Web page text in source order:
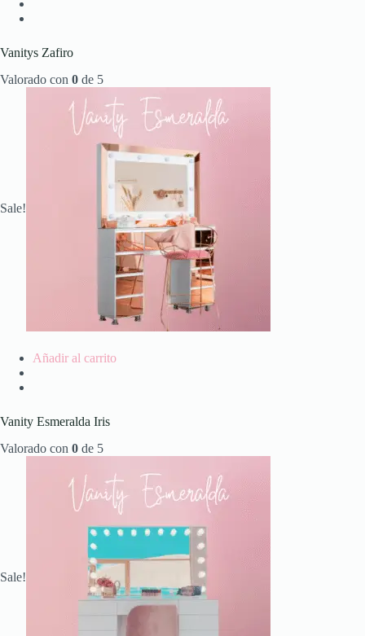
Vanitys Zafiro
Valorado con 0 de 5
Sale!
Añadir al carrito
Vanity Esmeralda Iris
Valorado con 0 de 5
Sale!